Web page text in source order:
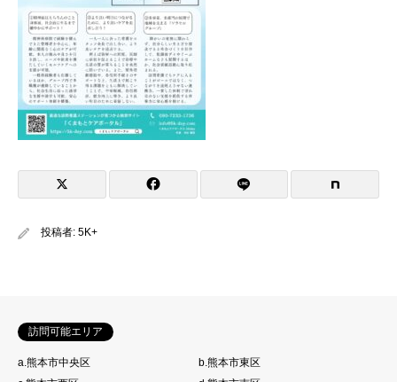
投稿者: 5K+
訪問可能エリア
a.熊本市中央区
b.熊本市東区